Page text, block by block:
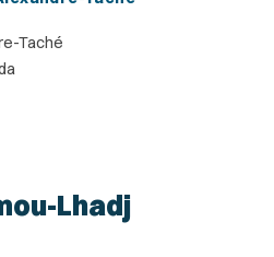
Taché
Lhadj